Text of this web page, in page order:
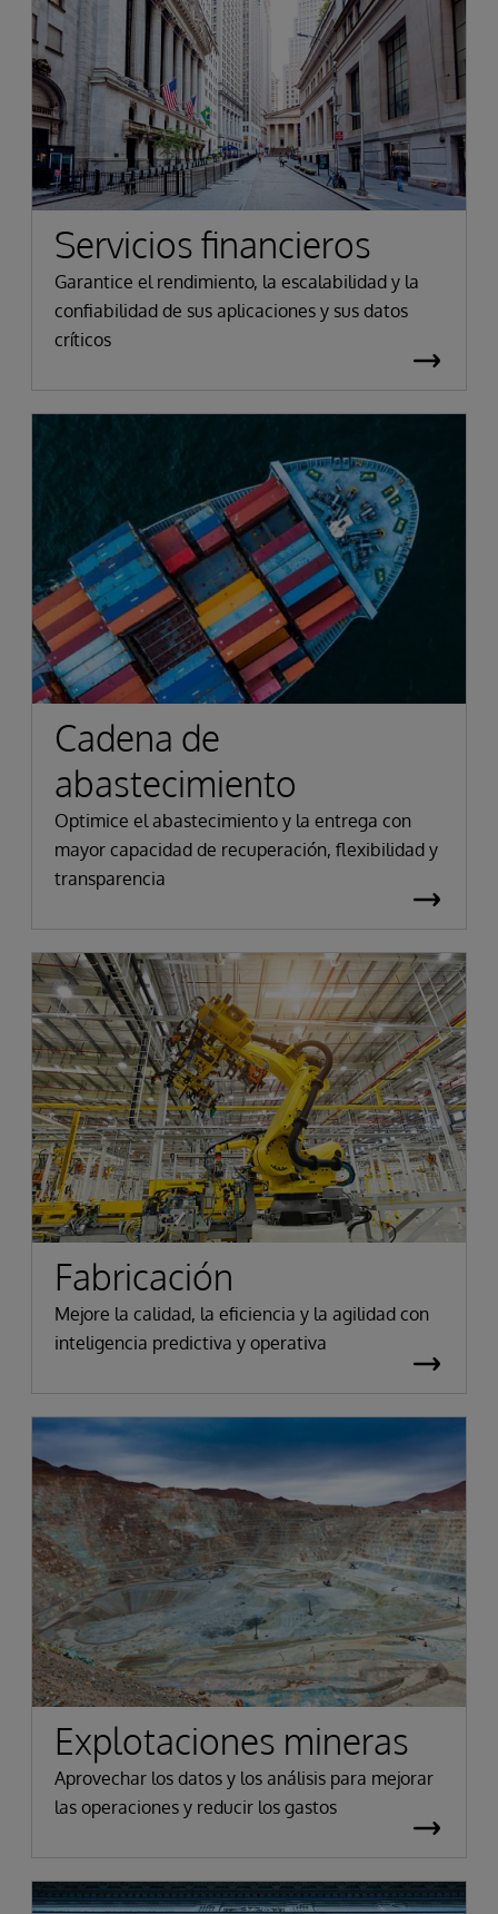
Servicios financieros
Garantice el rendimiento, la escalabilidad y la
confiabilidad de sus aplicaciones y sus datos
críticos
Cadena de
abastecimiento
Optimice el abastecimiento y la entrega con
mayor capacidad de recuperación, flexibilidad y
transparencia
Fabricación
Mejore la calidad, la eficiencia y la agilidad con
inteligencia predictiva y operativa
Explotaciones mineras
Aprovechar los datos y los análisis para mejorar
las operaciones y reducir los gastos